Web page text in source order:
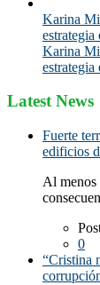
Karina
estrategia
Karina
estrategia
Latest News
Fuerte
edificios
Al menos
0
“Cristina